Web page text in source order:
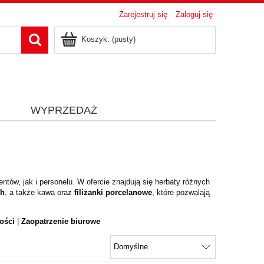
Zarejestruj się Zaloguj się
Koszyk: (pusty)
WYPRZEDAŻ
jak i personelu. W ofercie znajdują się herbaty różnych
, a także kawa oraz filiżanki porcelanowe, które pozwalają
Zaopatrzenie biurowe